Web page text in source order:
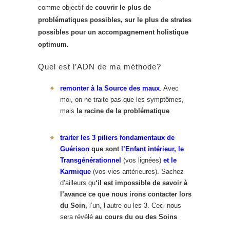
comme objectif de couvrir le plus de
problématiques possibles, sur le plus de strates
possibles pour un accompagnement holistique
optimum.
Quel est l’ADN de ma méthode?
remonter à la Source des maux. Avec
moi, on ne traite pas que les symptômes,
mais la racine de la problématique
traiter les 3 piliers fondamentaux de
Guérison que sontl’Enfant intérieur, le
Transgénérationnel (vos lignées) et le
Karmique (vos vies antérieures). Sachez
d’ailleurs qu‘il est impossible de savoir à
l’avance ce que nous irons contacter lors
du Soin, l’un, l’autre ou les 3. Ceci nous
sera révélé au cours du ou des Soins